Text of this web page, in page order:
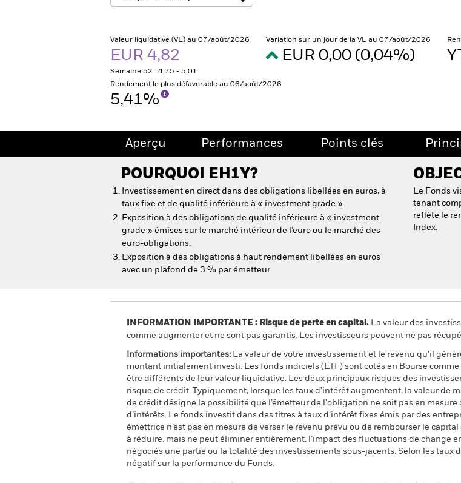
Valeur liquidative (VL) au 07/août/2026
EUR 4,82
Semaine 52 : 4,75 - 5,01
Variation sur un jour de la VL au 07/août/2026
EUR 0,00 (0,04%)
Rendement le plus défavorable au 06/août/2026
5,41%
Aperçu Performances Points clés
POURQUOI EH1Y?
Investissement en direct dans des obligations libellées en euros, à
taux fixe et de qualité inférieure à « investment grade ».
Exposition à des obligations de qualité inférieure à « investment
grade » émises sur le marché intérieur de l’euro ou le marché des
euro-obligations.
Exposition à des obligations à haut rendement libellées en euros
avec un plafond de 3 % par émetteur.
Le Fonds
tenant
reflète le
Index.
INFORMATION IMPORTANTE : Risque de perte en capital. La valeur des
comme augmenter et ne sont pas garantis. Les investisseurs peuvent ne pas
Informations importantes: La valeur de votre investissement et le revenu qu'il
montant initialement investi. Les fonds indiciels (ETF) sont cotés en Bourse
être différents de leur valeur liquidative. Les deux principaux risques des
risque de crédit. Typiquement, lorsque les taux d’intérêt augmentent, la valeur de
de crédit désigne la possibilité que l’émetteur de l'obligation ne soit pas en
d’intérêts. Le fonds investit dans des titres à taux d’intérêt fixes émis par des
émettrice n’est pas en mesure de verser le revenu prévu ou de rembourser le
à réduire, mais ne peut éliminer entièrement, l’impact des fluctuations de change
négociés une partie ou la totalité des investissements sous-jacents. Selon les
négatif sur la performance du Fonds.